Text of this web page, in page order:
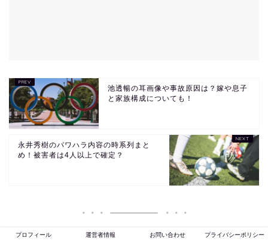
池透暢の耳画像や事故原因は？嫁や息子
と家族構成についても！
永井秀樹のパワハラ内容の時系列まと
め！被害者は4人以上で確定？
プロフィール 運営者情報 お問い合わせ プライバシーポリシー